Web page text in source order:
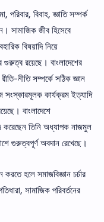
পরিবার, বিবাহ, জ্ঞাতি সম্পর্ক
সামাজিক জীব হিসেবে
বিষয়াদি নিয়ে
গুরুত্ব রয়েছে। বাংলাদেশের
নীতি সম্পর্কে সঠিক জ্ঞান
কার্যক্রম ইত্যাদি
বাংলাদেশে
করেছেন তিনি অধ্যাপক নাজমুল
গুরুত্বপূর্ণ অবদান রেখেছে।
হলে সমাজবিজ্ঞান চর্চার
সামাজিক পরিবর্তনের